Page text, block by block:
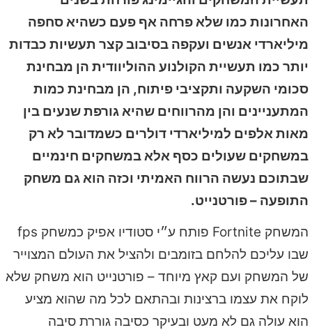
האחרונות כמו שלא פרחה אף פעם כשהיא סחפה
מיליארדי אנשים ועקפה בסיבוב קצר תעשיות כבדות
יותר כמו תעשיית הקולנוע ההוליוודית הן מבחינת
סכומי השקעה ותקציבי פיתוח, הן מבחינת כמות
המתעניינים והן מהרווחים שהיא גורפת שנעים בין
מאות אלפים למיליארדי דולרים כשמדובר לא רק
במשחקים שעולים כסף אלא במשחקים חינמיים
שבתוכם נעשה הרווח האמיתי וכזה הוא גם משחק
התופעה – פורטנייט.
המשחק Fortnite פותח ע״י סטודיו אפיק כמשחק fps
שבו עליכם להלחם בזומבים ולהציל את העולם המצוייר
של המשחק ועם קאץ מיוחד – פורטנייט הוא משחק שלא
לוקח את עצמו ברצינות ובהתאם לכל מה שהוא מציע
הוא עולה גם לא מעט ובעיקר כסיבה גוררת סיבה